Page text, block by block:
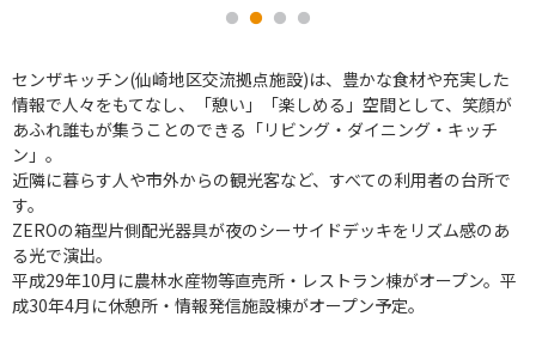
センザキッチン(仙崎地区交流拠点施設)は、豊かな食材や充実した
情報で人々をもてなし、「憩い」「楽しめる」空間として、笑顔が
あふれ誰もが集うことのできる「リビング・ダイニング・キッチ
ン」。
近隣に暮らす人や市外からの観光客など、すべての利用者の台所で
す。
ZEROの箱型片側配光器具が夜のシーサイドデッキをリズム感のあ
る光で演出。
平成29年10月に農林水産物等直売所・レストラン棟がオープン。平
成30年4月に休憩所・情報発信施設棟がオープン予定。